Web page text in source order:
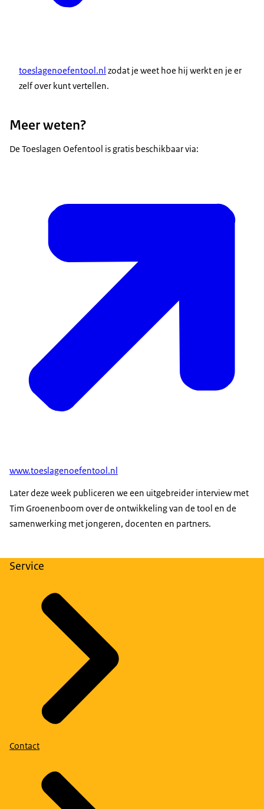
toeslagenoefentool.nl zodat je weet hoe hij werkt en je er
zelf over kunt vertellen.
Meer weten?
De Toeslagen Oefentool is gratis beschikbaar via:
www.toeslagenoefentool.nl
Later deze week publiceren we een uitgebreider interview met
Tim Groenenboom over de ontwikkeling van de tool en de
samenwerking met jongeren, docenten en partners.
Service
Contact